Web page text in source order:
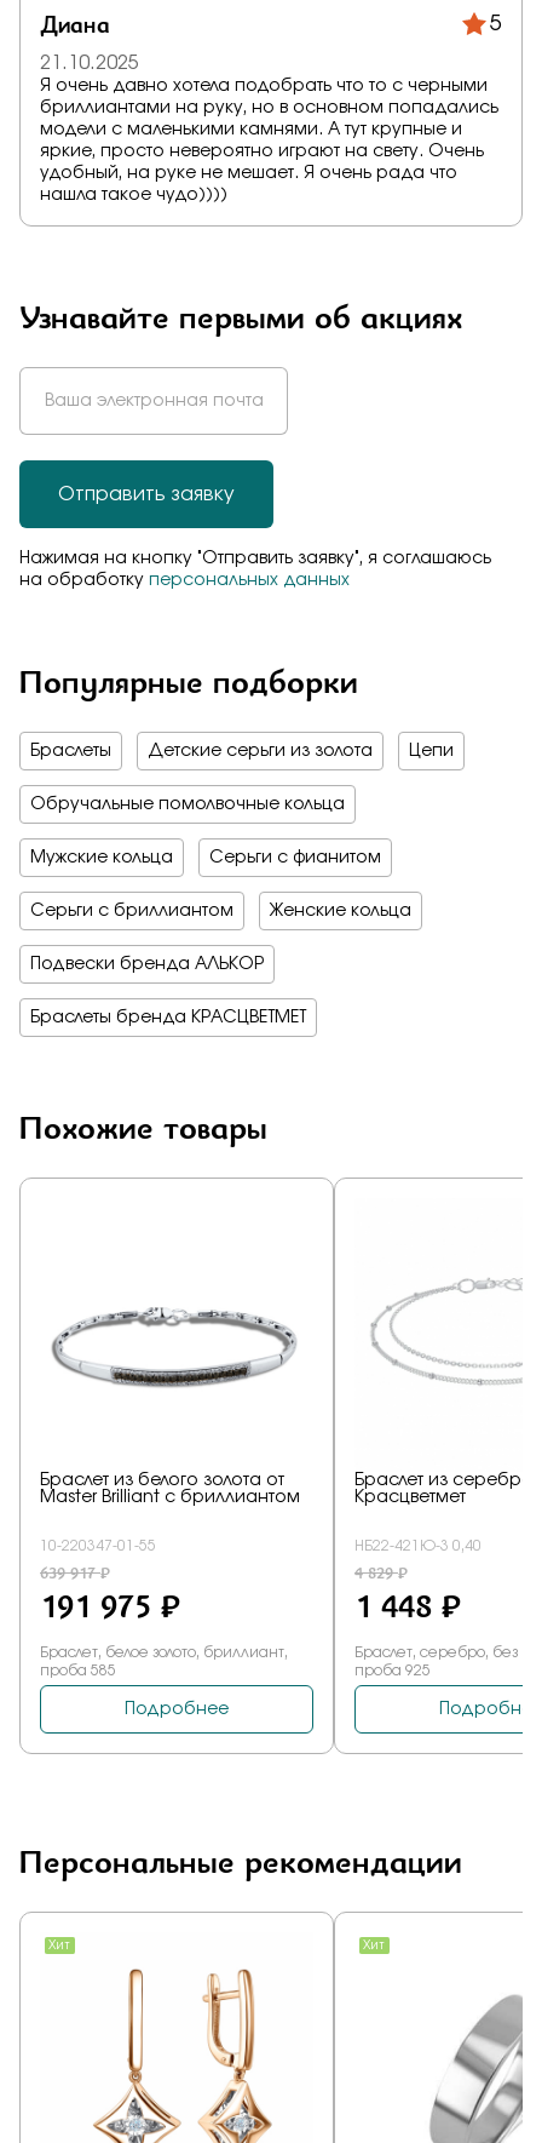
Диана 5
21.10.2025
Я очень давно хотела подобрать что то с черными
бриллиантами на руку, но в основном попадались
модели с маленькими камнями. А тут крупные и
яркие, просто невероятно играют на свету. Очень
удобный, на руке не мешает. Я очень рада что
нашла такое чудо))))
Узнавайте первыми об акциях
Отправить заявку
Нажимая на кнопку "Отправить заявку", я соглашаюсь
на обработку персональных данных
Популярные подборки
Браслеты Детские серьги из золота Цепи
Обручальные помолвочные кольца
Мужские кольца Серьги с фианитом
Серьги с бриллиантом Женские кольца
Подвески бренда АЛЬКОР
Браслеты бренда КРАСЦВЕТМЕТ
Похожие товары
Персональные рекомендации